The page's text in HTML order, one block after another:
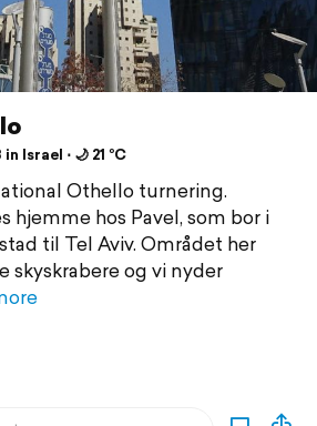
Israel ⋅ 🌙 21 °C
Othello turnering.
hjemme hos Pavel, som bor i
til Tel Aviv. Området her
og vi nyder